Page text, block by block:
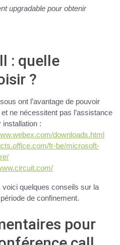
upgradable pour obtenir
: quelle
?
ont l’avantage de pouvoir
ne nécessitent pas l’assistance
installation :
downloads.html
fr-be/microsoft-
quelques conseils sur la
de confinement.
pour